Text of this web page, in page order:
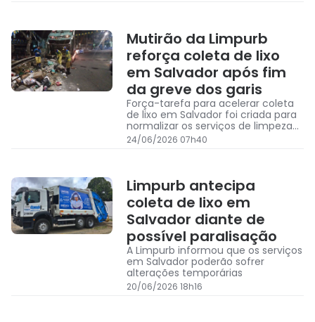
Mutirão da Limpurb
reforça coleta de lixo
em Salvador após fim
da greve dos garis
Força-tarefa para acelerar coleta
de lixo em Salvador foi criada para
normalizar os serviços de limpeza
após dois dias de greve dos garis e
margaridas
24/06/2026 07h40
Limpurb antecipa
coleta de lixo em
Salvador diante de
possível paralisação
A Limpurb informou que os serviços
em Salvador poderão sofrer
alterações temporárias
20/06/2026 18h16